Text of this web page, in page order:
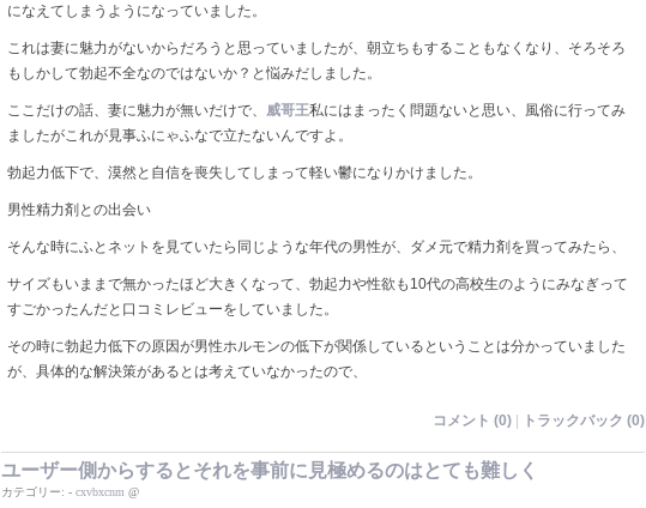
になえてしまうようになっていました。
これは妻に魅力がないからだろうと思っていましたが、朝立ちもすることもなくなり、そろそろ
もしかして勃起不全なのではないか？と悩みだしました。
ここだけの話、妻に魅力が無いだけで、 威哥王私にはまったく問題ないと思い、風俗に行ってみ
ましたがこれが見事ふにゃふなで立たないんですよ。
勃起力低下で、漠然と自信を喪失してしまって軽い鬱になりかけました。
男性精力剤との出会い
そんな時にふとネットを見ていたら同じような年代の男性が、ダメ元で精力剤を買ってみたら、
サイズもいままで無かったほど大きくなって、勃起力や性欲も10代の高校生のようにみなぎって
すごかったんだと口コミレビューをしていました。
その時に勃起力低下の原因が男性ホルモンの低下が関係しているということは分かっていました
が、具体的な解決策があるとは考えていなかったので、
コメント (0) | トラックバック (0)
ユーザー側からするとそれを事前に見極めるのはとても難しく
カテゴリー: - cxvbxcnm @